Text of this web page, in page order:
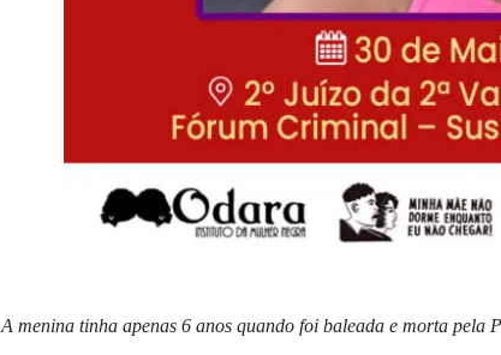
A menina tinha apenas 6 anos quando foi baleada e morta